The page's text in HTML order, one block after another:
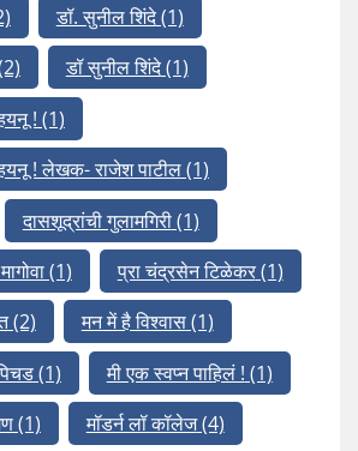
डॉ. सुनील शिंदे(1)
डॉ सुनील शिंदे(1)
! (1)
! लेखक- राजेश पाटील(1)
दासशूद्रांची गुलामगिरी(1)
(1) प्रा चंद्रसेन टिळेकर(1)
(2) मन में है विश्वास(1)
(1) मी एक स्वप्न पाहिलं ! (1)
(1) मॉडर्न लॉ कॉलेज(4)